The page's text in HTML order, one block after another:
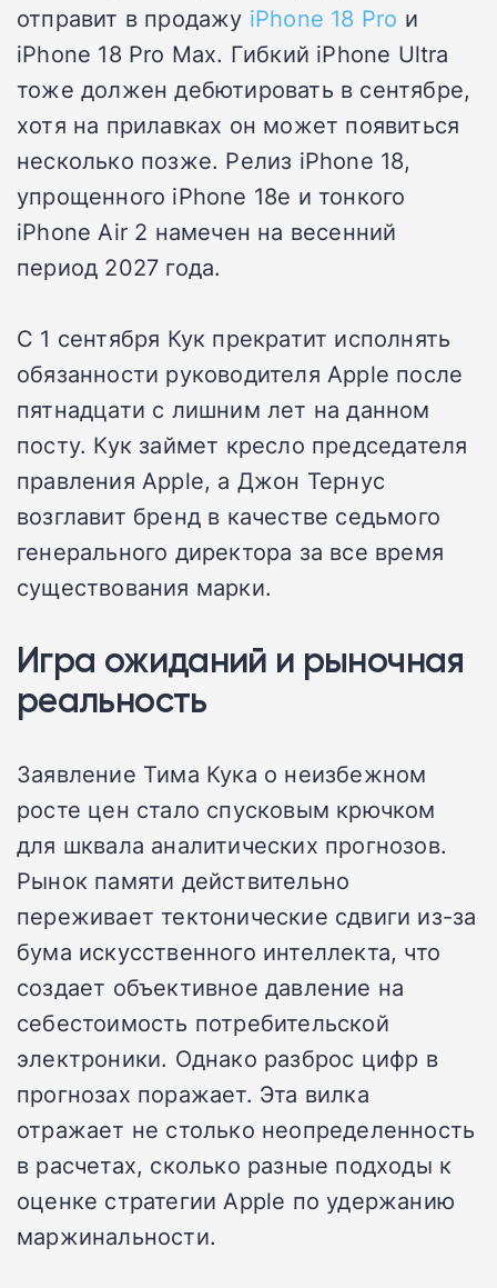
отправит в продажу iPhone 18 Pro и
iPhone 18 Pro Max. Гибкий iPhone Ultra
тоже должен дебютировать в сентябре,
хотя на прилавках он может появиться
несколько позже. Релиз iPhone 18,
упрощенного iPhone 18e и тонкого
iPhone Air 2 намечен на весенний
период 2027 года.
С 1 сентября Кук прекратит исполнять
обязанности руководителя Apple после
пятнадцати с лишним лет на данном
посту. Кук займет кресло председателя
правления Apple, а Джон Тернус
возглавит бренд в качестве седьмого
генерального директора за все время
существования марки.
Игра ожиданий и рыночная
реальность
Заявление Тима Кука о неизбежном
росте цен стало спусковым крючком
для шквала аналитических прогнозов.
Рынок памяти действительно
переживает тектонические сдвиги из-за
бума искусственного интеллекта, что
создает объективное давление на
себестоимость потребительской
электроники. Однако разброс цифр в
прогнозах поражает. Эта вилка
отражает не столько неопределенность
в расчетах, сколько разные подходы к
оценке стратегии Apple по удержанию
маржинальности.